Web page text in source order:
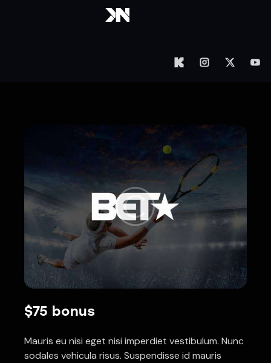
$75 bonus
Mauris eu nisi eget nisi imperdiet vestibulum. Nunc
sodales vehicula risus. Suspendisse id mauris